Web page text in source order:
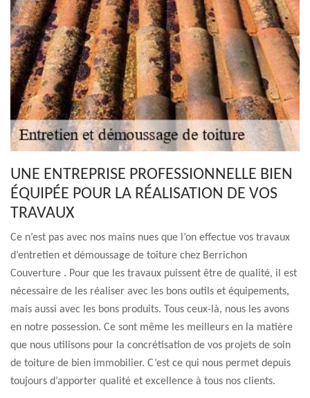
UNE ENTREPRISE PROFESSIONNELLE BIEN
ÉQUIPÉE POUR LA RÉALISATION DE VOS
TRAVAUX
Ce n’est pas avec nos mains nues que l’on effectue vos travaux
d’entretien et démoussage de toiture chez Berrichon
Couverture . Pour que les travaux puissent être de qualité, il est
nécessaire de les réaliser avec les bons outils et équipements,
mais aussi avec les bons produits. Tous ceux-là, nous les avons
en notre possession. Ce sont même les meilleurs en la matière
que nous utilisons pour la concrétisation de vos projets de soin
de toiture de bien immobilier. C’est ce qui nous permet depuis
toujours d’apporter qualité et excellence à tous nos clients.